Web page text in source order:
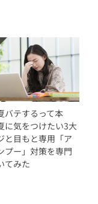
バテするって本
に気をつけたい3大
と目もと専用「ア
プー」対策を専門
てみた